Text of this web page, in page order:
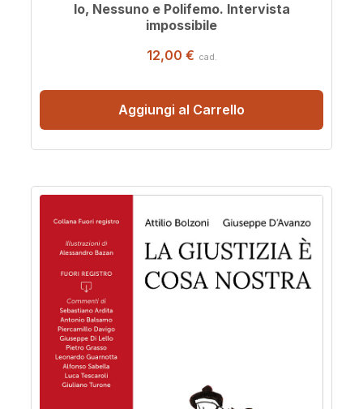
12,00 € cad.
Io, Nessuno e Polifemo. Intervista
impossibile
Aggiungi al Carrello